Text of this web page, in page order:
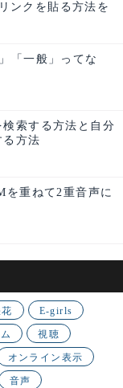
ンクを貼る方法を
「一般」ってな
索する方法と自分
る方法
を重ねて2重音声に
E-girls
視聴
オンライン表示
音声